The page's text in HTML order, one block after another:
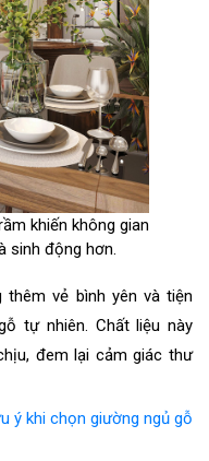
khiến không gian
sinh động hơn.
vẻ bình yên và tiện
tự nhiên. Chất liệu này
đem lại cảm giác thư
ý khi chọn giường ngủ gỗ